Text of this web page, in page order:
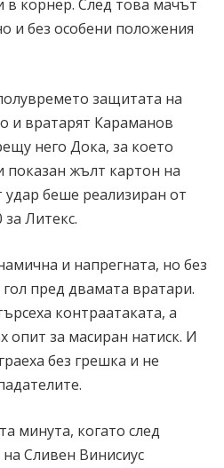
в корнер. След това мачът
и без особени положения
защитата на
и вратарят Караманов
него Дока, за което
показан жълт картон на
удар беше реализиран от
Литекс.
и напрегната, но без
пред двамата вратари.
контраатаката, а
опит за масиран натиск. И
без грешка и не
минута, когато след
Сливен Винисиус